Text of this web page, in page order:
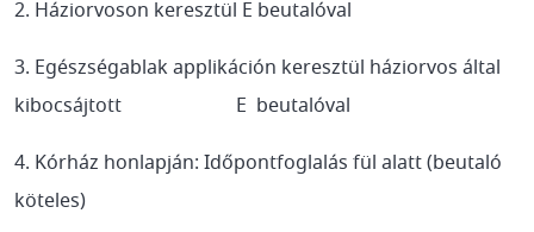
2. Háziorvoson keresztül E beutalóval
3. Egészségablak applikáción keresztül háziorvos által
kibocsájtott E beutalóval
4. Kórház honlapján: Időpontfoglalás fül alatt (beutaló
köteles)